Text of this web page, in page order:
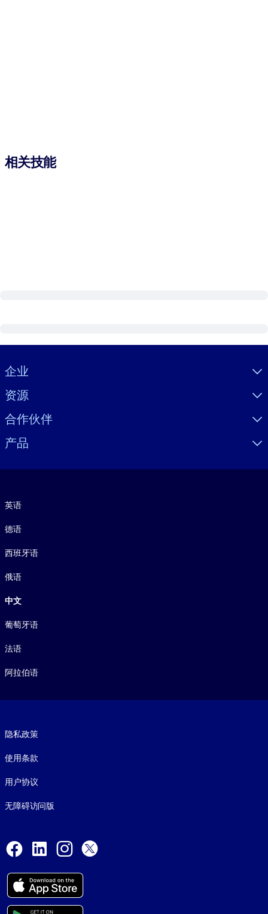
相关技能
Visually hidden Text
企业
资源
合作伙伴
产品
英语
德语
西班牙语
俄语
中文
葡萄牙语
法语
阿拉伯语
隐私政策
使用条款
用户协议
无障碍访问版
Facebook
LinkedInInstagram